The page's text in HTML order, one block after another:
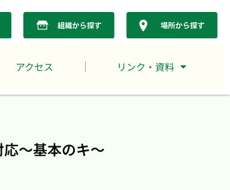
アクセス リンク・資料
～基本のキ～